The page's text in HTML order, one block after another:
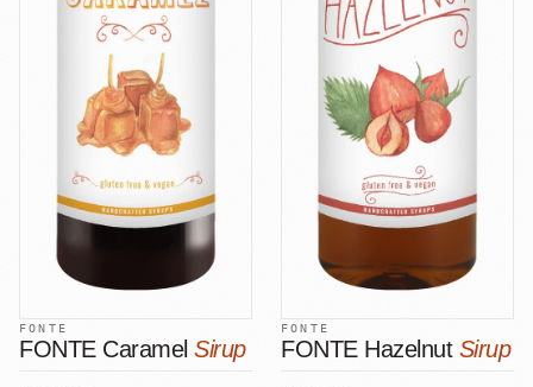
FONTE
FONTE Caramel Sirup
FONTE
FONTE Hazelnut Sirup